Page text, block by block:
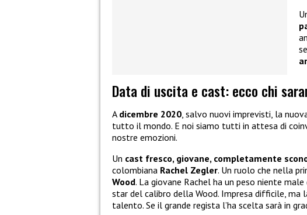
Data di uscita e cast: ecco chi
A dicembre 2020, salvo nuovi imprevisti, la
tutto il mondo. E noi siamo tutti in attesa di
nostre emozioni.
Un cast fresco, giovane, completamente
colombiana Rachel Zegler. Un ruolo che nella
Wood. La giovane Rachel ha un peso niente
star del calibro della Wood. Impresa difficile,
talento. Se il grande regista l’ha scelta sarà in